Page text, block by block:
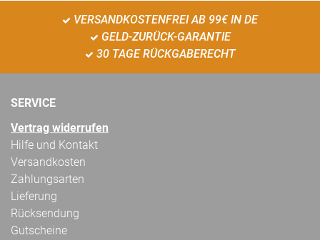
VERSANDKOSTENFREI AB 99€ IN DE
GELD-ZURÜCK-GARANTIE
30 TAGE RÜCKGABERECHT
SERVICE
Vertrag widerrufen
Hilfe und Kontakt
Versandkosten
Zahlungsarten
Lieferung
Rücksendung
Gutscheine